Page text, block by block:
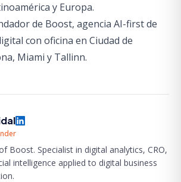
y Europa.
de Boost, agencia AI-first de
con oficina en Ciudad de
Miami y Tallinn.
Boost. Specialist in digital analytics, CRO,
intelligence applied to digital business